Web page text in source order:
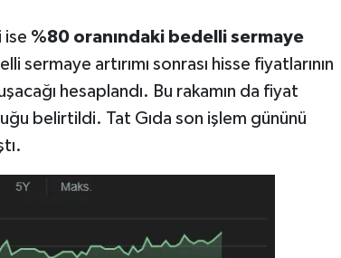
ise %80 oranındaki bedelli sermaye
artırımı sonrası hisse fiyatlarının
hesaplandı. Bu rakamın da fiyat
belirtildi. Tat Gıda son işlem gününü